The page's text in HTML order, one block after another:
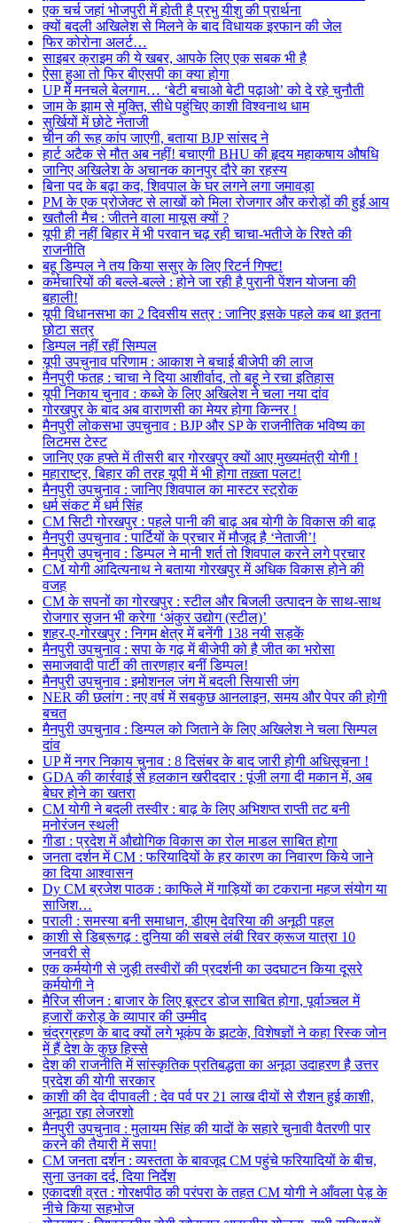
एक चर्च जहां भोजपुरी में होती है प्रभु यीशु की प्रार्थना
क्यों बदली अखिलेश से मिलने के बाद विधायक इरफान की जेल
फिर कोरोना अलर्ट…
साइबर क्राइम की ये खबर, आपके लिए एक सबक भी है
ऐसा हुआ तो फिर बीएसपी का क्या होगा
UP में मनचले बेलगाम… ‘बेटी बचाओ बेटी पढ़ाओ’ को दे रहे चुनौती
जाम के झाम से मुक्ति, सीधे पहुंचिए काशी विश्वनाथ धाम
सुर्खियों में छोटे नेताजी
चीन की रूह कांप जाएगी, बताया BJP सांसद ने
हार्ट अटैक से मौत अब नहीं! बचाएगी BHU की हृदय महाकषाय औषधि
जानिए अखिलेश के अचानक कानपुर दौरे का रहस्य
बिना पद के बढ़ा कद, शिवपाल के घर लगने लगा जमावड़ा
PM के एक प्रोजेक्ट से लाखों को मिला रोजगार और करोड़ों की हुई आय
खतौली मैच : जीतने वाला मायूस क्यों ?
यूपी ही नहीं बिहार में भी परवान चढ़ रही चाचा-भतीजे के रिश्ते की
राजनीति
बहू डिम्पल ने तय किया ससुर के लिए रिटर्न गिफ्ट!
कर्मचारियों की बल्ले-बल्ले : होने जा रही है पुरानी पेंशन योजना की
बहाली!
यूपी विधानसभा का 2 दिवसीय सत्र : जानिए इसके पहले कब था इतना
छोटा सत्र
डिम्पल नहीं रहीं सिम्पल
यूपी उपचुनाव परिणाम : आकाश ने बचाई बीजेपी की लाज
मैनपुरी फतह : चाचा ने दिया आशीर्वाद, तो बहू ने रचा इतिहास
यूपी निकाय चुनाव : कब्जे के लिए अखिलेश ने चला नया दांव
गोरखपुर के बाद अब वाराणसी का मेयर होगा किन्नर !
मैनपुरी लोकसभा उपचुनाव : BJP और SP के राजनीतिक भविष्य का
लिटमस टेस्ट
जानिए एक हफ्ते में तीसरी बार गोरखपुर क्यों आए मुख्यमंत्री योगी !
महाराष्ट्र, बिहार की तरह यूपी में भी होगा तख़्ता पलट!
मैनपुरी उपचुनाव : जानिए शिवपाल का मास्टर स्ट्रोक
धर्म संकट में धर्म सिंह
CM सिटी गोरखपुर : पहले पानी की बाढ़ अब योगी के विकास की बाढ़
मैनपुरी उपचुनाव : पार्टियों के प्रचार में मौजूद है ‘नेताजी’!
मैनपुरी उपचुनाव : डिम्पल ने मानी शर्त तो शिवपाल करने लगे प्रचार
CM योगी आदित्यनाथ ने बताया गोरखपुर में अधिक विकास होने की
वजह
CM के सपनों का गोरखपुर : स्टील और बिजली उत्पादन के साथ-साथ
रोजगार सृजन भी करेगा ‘अंकुर उद्योग (स्टील)’
शहर-ए-गोरखपुर : निगम क्षेत्र में बनेंगी 138 नयी सड़कें
मैनपुरी उपचुनाव : सपा के गढ़ में बीजेपी को है जीत का भरोसा
समाजवादी पार्टी की तारणहार बनीं डिम्पल!
मैनपुरी उपचुनाव : इमोशनल जंग में बदली सियासी जंग
NER की छलांग : नए वर्ष में सबकुछ आनलाइन, समय और पेपर की होगी
बचत
मैनपुरी उपचुनाव : डिम्पल को जिताने के लिए अखिलेश ने चला सिम्पल
दांव
UP में नगर निकाय चुनाव : 8 दिसंबर के बाद जारी होगी अधिसूचना !
GDA की कार्रवाई से हलकान खरीददार : पूंजी लगा दी मकान में, अब
बेघर होने का खतरा
CM योगी ने बदली तस्वीर : बाढ़ के लिए अभिशप्त राप्ती तट बनी
मनोरंजन स्थली
गीडा : प्रदेश में औद्योगिक विकास का रोल माडल साबित होगा
जनता दर्शन में CM : फरियादियों के हर कारण का निवारण किये जाने
का दिया आश्वासन
Dy CM ब्रजेश पाठक : काफिले में गाड़ियों का टकराना महज संयोग या
साजिश…
पराली : समस्या बनी समाधान, डीएम देवरिया की अनूठी पहल
काशी से डिब्रूगढ़ : दुनिया की सबसे लंबी रिवर क्रूज यात्रा 10
जनवरी से
एक कर्मयोगी से जुड़ी तस्वीरों की प्रदर्शनी का उदघाटन किया दूसरे
कर्मयोगी ने
मैरिज सीजन : बाजार के लिए बूस्टर डोज साबित होगा, पूर्वाञ्चल में
हजारों करोड़ के व्यापार की उम्मीद
चंद्रग्रहण के बाद क्यों लगे भूकंप के झटके, विशेषज्ञों ने कहा रिस्क जोन
में हैं देश के कुछ हिस्से
देश की राजनीति में सांस्कृतिक प्रतिबद्धता का अनूठा उदाहरण है उत्तर
प्रदेश की योगी सरकार
काशी की देव दीपावली : देव पर्व पर 21 लाख दीयों से रौशन हुई काशी,
अनूठा रहा लेजरशो
मैनपुरी उपचुनाव : मुलायम सिंह की यादों के सहारे चुनावी वैतरणी पार
करने की तैयारी में सपा!
CM जनता दर्शन : व्यस्तता के बावजूद CM पहुंचे फरियादियों के बीच,
सुना उनका दर्द, दिया निर्देश
एकादशी व्रत : गोरक्षपीठ की परंपरा के तहत CM योगी ने आँवला पेड़ के
नीचे किया सहभोज